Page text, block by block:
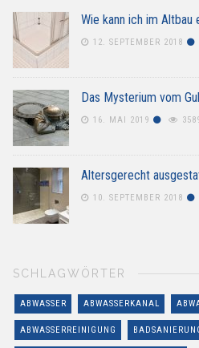
Wie kann ich im Altbau
12. SEPTEMBER 2018
Das Mysterium vom
16. MAI 2019
Altersgerecht
10. SEPTEMBER 2018
SCHLAGWÖRTER
ABWASSER ABWASSERKANAL
ABWASSERREINIGUNG